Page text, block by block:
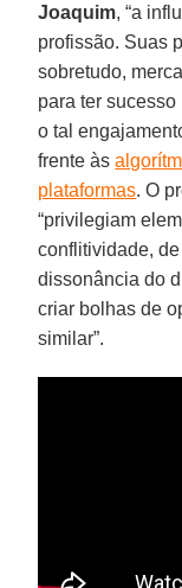
Joaquim, “a
profissão. Suas
sobretudo,
para ter
o tal
frente às
plataformas. O
“privilegiam
conflitividade,
dissonância do
criar bolhas de
similar”.